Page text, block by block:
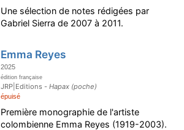
Une sélection de notes rédigées par
Gabriel Sierra de 2007 à 2011.
Emma Reyes
2025
édition française
JRP|Editions -Hapax (poche)
épuisé
Première monographie de l'artiste
colombienne Emma Reyes (1919-2003).